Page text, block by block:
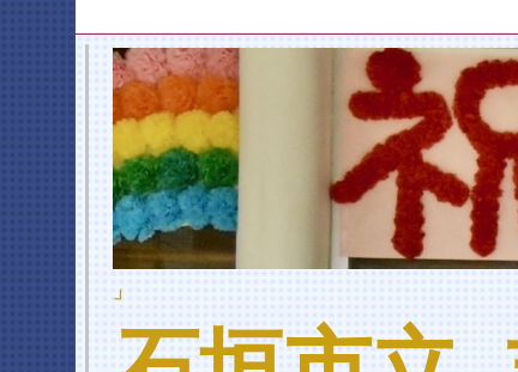
」